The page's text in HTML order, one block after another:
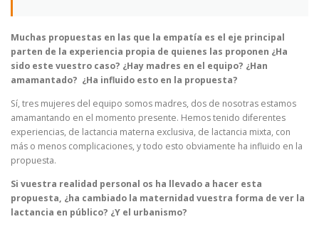
Muchas propuestas en las que la empatía es el eje principal
parten de la experiencia propia de quienes las proponen ¿Ha
sido este vuestro caso? ¿Hay madres en el equipo? ¿Han
amamantado? ¿Ha influido esto en la propuesta?
Sí, tres mujeres del equipo somos madres, dos de nosotras estamos
amamantando en el momento presente. Hemos tenido diferentes
experiencias, de lactancia materna exclusiva, de lactancia mixta, con
más o menos complicaciones, y todo esto obviamente ha influido en la
propuesta.
Si vuestra realidad personal os ha llevado a hacer esta
propuesta, ¿ha cambiado la maternidad vuestra forma de ver la
lactancia en público? ¿Y el urbanismo?